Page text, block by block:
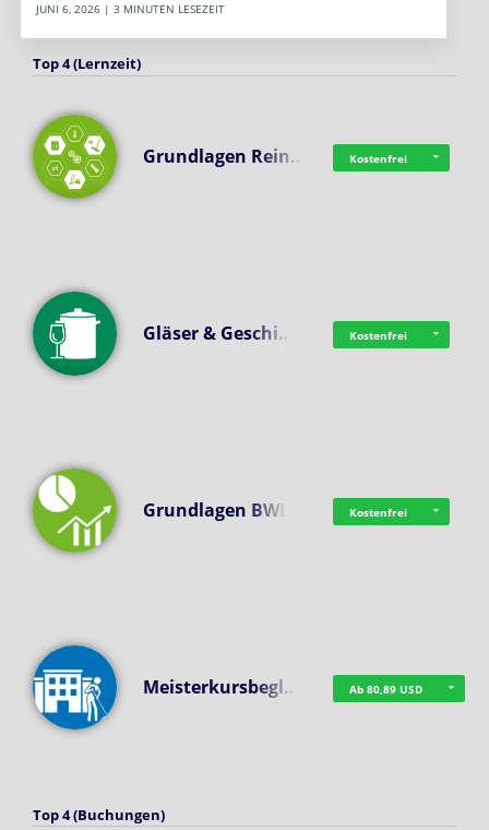
JUNI 6, 2026 | 3 MINUTEN LESEZEIT
Top 4 (Lernzeit)
Grundlagen Rein… Kostenfrei
Gläser & Geschi… Kostenfrei
Grundlagen BWL Kostenfrei
Meisterkursbegl… Ab 80,89 USD
Top 4 (Buchungen)